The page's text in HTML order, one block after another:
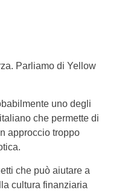
Parliamo di Yellow
uno degli
che permette di
approccio troppo
che può aiutare a
cultura finanziaria